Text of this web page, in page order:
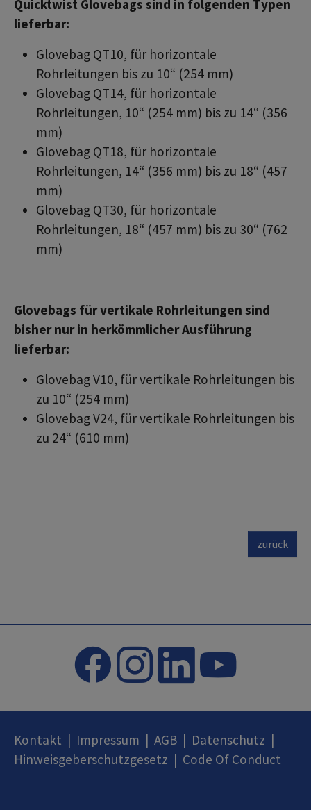
Quicktwist Glovebags sind in folgenden Typen
lieferbar:
Glovebag QT10, für horizontale
Rohrleitungen bis zu 10“ (254 mm)
Glovebag QT14, für horizontale
Rohrleitungen, 10“ (254 mm) bis zu 14“ (356
mm)
Glovebag QT18, für horizontale
Rohrleitungen, 14“ (356 mm) bis zu 18“ (457
mm)
Glovebag QT30, für horizontale
Rohrleitungen, 18“ (457 mm) bis zu 30“ (762
mm)
Glovebags für vertikale Rohrleitungen sind
bisher nur in herkömmlicher Ausführung
lieferbar:
Glovebag V10, für vertikale Rohrleitungen bis
zu 10“ (254 mm)
Glovebag V24, für vertikale Rohrleitungen bis
zu 24“ (610 mm)
zurück
Kontakt Impressum AGB Datenschutz
Hinweisgeberschutzgesetz
Code Of Conduct